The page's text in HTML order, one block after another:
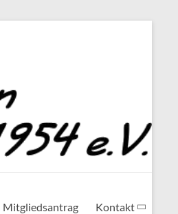
Mitgliedsantrag Kontakt